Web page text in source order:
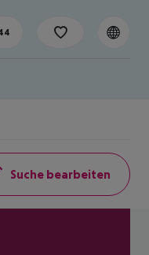
Suche bearbeiten